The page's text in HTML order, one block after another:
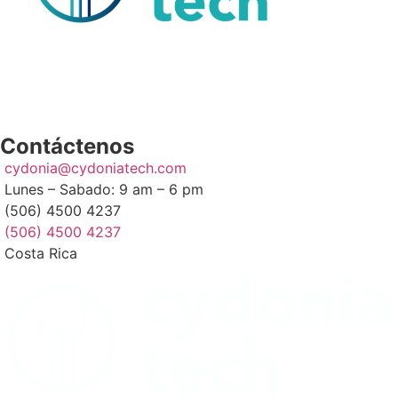
Contáctenos
cydonia@cydoniatech.com
Lunes – Sabado: 9 am – 6 pm
(506) 4500 4237
(506) 4500 4237
Costa Rica